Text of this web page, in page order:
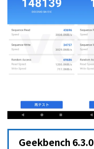
Geekbench 6.3.0